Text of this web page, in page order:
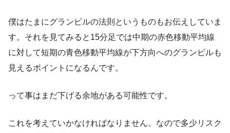
僕はたまにグランビルの法則というものもお伝えしていま
す。それを見てみると15分足では中期の赤色移動平均線
に対して短期の青色移動平均線が下方向へのグランビルも
見えるポイントになるんです。
って事はまだ下げる余地がある可能性です。
これを考えていかなければなりません。なので多少リスク